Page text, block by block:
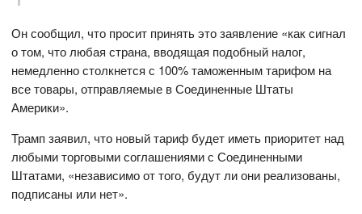
Он сообщил, что просит принять это заявление «как сигнал
о том, что любая страна, вводящая подобный налог,
немедленно столкнется с 100% таможенным тарифом на
все товары, отправляемые в Соединенные Штаты
Америки».
Трамп заявил, что новый тариф будет иметь приоритет над
любыми торговыми соглашениями с Соединенными
Штатами, «независимо от того, будут ли они реализованы,
подписаны или нет».